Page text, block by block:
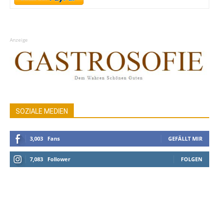
Anzeige
SOZIALE MEDIEN
3,003 Fans GEFÄLLT MIR
7,083 Follower FOLGEN